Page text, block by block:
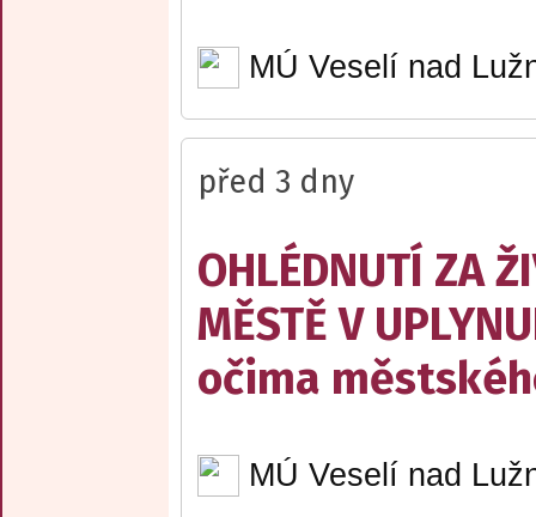
MÚ Veselí nad
před 3 dny
OHLÉDNUTÍ ZA
MĚSTĚ V
očima
MÚ Veselí nad